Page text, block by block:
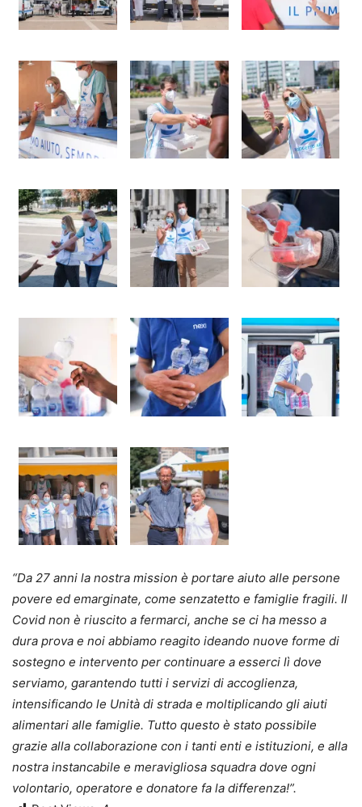
“Da 27 anni la nostra mission è portare aiuto alle persone
povere ed emarginate, come senzatetto e famiglie fragili. Il
Covid non è riuscito a fermarci, anche se ci ha messo a
dura prova e noi abbiamo reagito ideando nuove forme di
sostegno e intervento per continuare a esserci lì dove
serviamo, garantendo tutti i servizi di accoglienza,
intensificando le Unità di strada e moltiplicando gli aiuti
alimentari alle famiglie. Tutto questo è stato possibile
grazie alla collaborazione con i tanti enti e istituzioni, e alla
nostra instancabile e meravigliosa squadra dove ogni
volontario, operatore e donatore fa la differenza!”.